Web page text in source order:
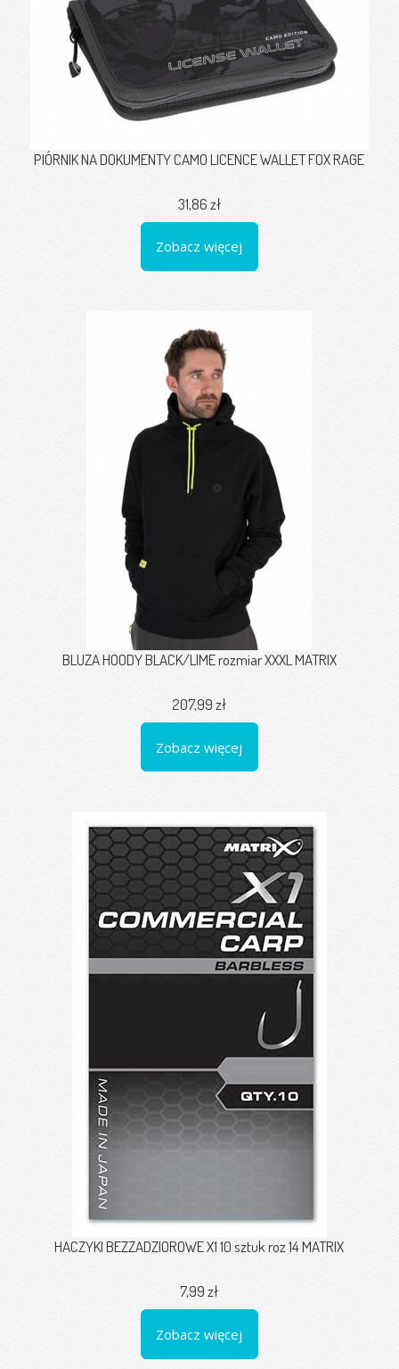
PIÓRNIK NA DOKUMENTY CAMO LICENCE WALLET FOX RAGE
31,86 zł
Zobacz więcej
BLUZA HOODY BLACK/LIME rozmiar XXXL MATRIX
207,99 zł
Zobacz więcej
HACZYKI BEZZADZIOROWE X1 10 sztuk roz 14 MATRIX
7,99 zł
Zobacz więcej